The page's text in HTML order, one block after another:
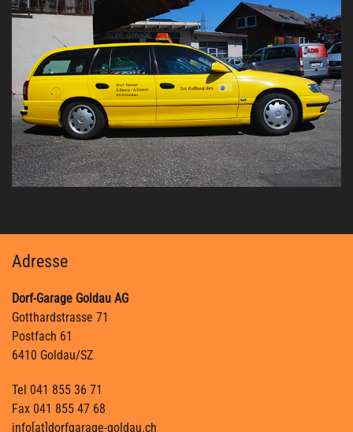
Adresse
Dorf-Garage Goldau AG
Gotthardstrasse 71
Postfach 61
6410 Goldau/SZ
Tel 041 855 36 71
Fax 041 855 47 68
info[at]dorfgarage-goldau.ch